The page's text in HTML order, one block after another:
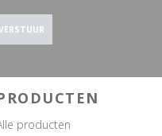
producten